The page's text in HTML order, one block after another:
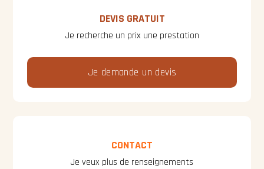
DEVIS GRATUIT
Je recherche un prix une prestation
Je demande un devis
CONTACT
Je veux plus de renseignements